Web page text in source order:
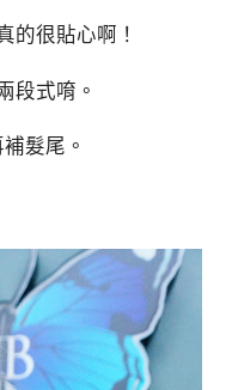
的很貼心啊！
段式唷。
髮尾。